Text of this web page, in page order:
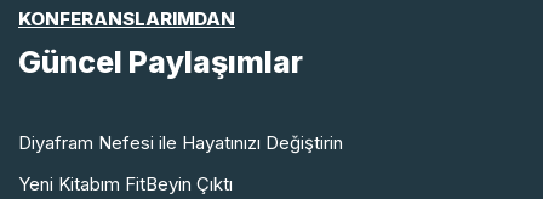
KONFERANSLARIMDAN
Güncel Paylaşımlar
Diyafram Nefesi ile Hayatınızı Değiştirin
Yeni Kitabım FitBeyin Çıktı